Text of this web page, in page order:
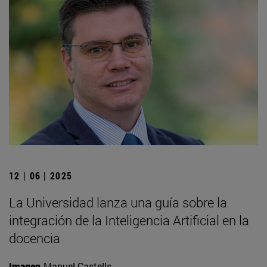
12 | 06 | 2025
La Universidad lanza una guía sobre la
integración de la Inteligencia Artificial en la
docencia